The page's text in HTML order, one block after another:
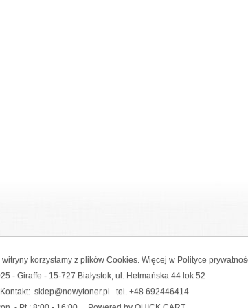
korzystamy z plików Cookies. Więcej w Polityce
- Giraffe - 15-727 Białystok, ul. Hetmańska 44 lok 52
Kontakt: sklep@nowytoner.pl tel. +48 692446414